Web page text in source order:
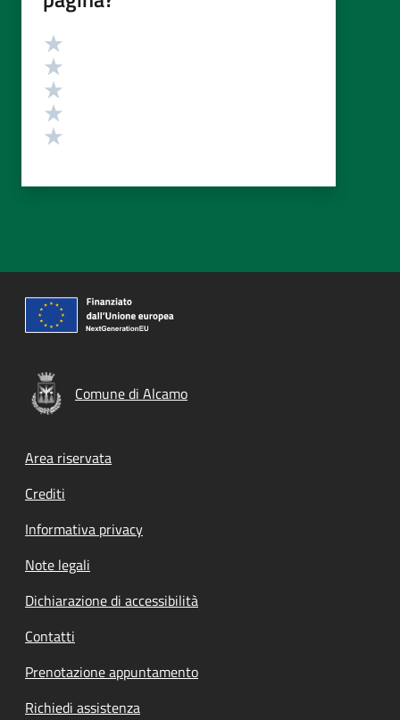
Valutazione
Comune di Alcamo
Footer menu
Area riservata
Crediti
Informativa privacy
Note legali
Dichiarazione di accessibilità
Contatti
Prenotazione appuntamento
Richiedi assistenza